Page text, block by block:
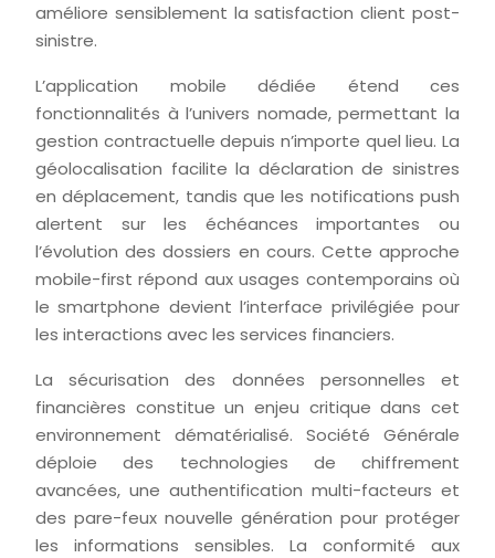
améliore sensiblement la satisfaction client post-
sinistre.
L’application mobile dédiée étend ces
fonctionnalités à l’univers nomade, permettant la
gestion contractuelle depuis n’importe quel lieu. La
géolocalisation facilite la déclaration de sinistres
en déplacement, tandis que les notifications push
alertent sur les échéances importantes ou
l’évolution des dossiers en cours. Cette approche
mobile-first répond aux usages contemporains où
le smartphone devient l’interface privilégiée pour
les interactions avec les services financiers.
La sécurisation des données personnelles et
financières constitue un enjeu critique dans cet
environnement dématérialisé. Société Générale
déploie des technologies de chiffrement
avancées, une authentification multi-facteurs et
des pare-feux nouvelle génération pour protéger
les informations sensibles. La conformité aux